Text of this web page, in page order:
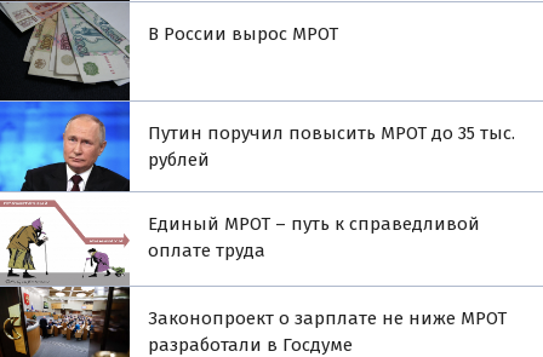
В России вырос МРОТ
Путин поручил повысить МРОТ до 35 тыс.
рублей
Единый МРОТ – путь к справедливой
оплате труда
Законопроект о зарплате не ниже МРОТ
разработали в Госдуме